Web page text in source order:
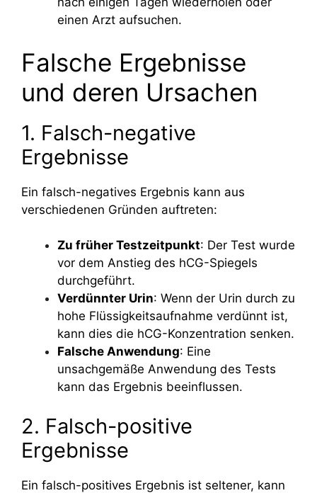
einen Arzt aufsuchen.
Falsche Ergebnisse
und deren Ursachen
1. Falsch-negative
Ergebnisse
Ein falsch-negatives Ergebnis kann aus
verschiedenen Gründen auftreten:
Zu früher Testzeitpunkt: Der Test wurde
vor dem Anstieg des hCG-Spiegels
durchgeführt.
Verdünnter Urin: Wenn der Urin durch zu
hohe Flüssigkeitsaufnahme verdünnt ist,
kann dies die hCG-Konzentration senken.
Falsche Anwendung: Eine
unsachgemäße Anwendung des Tests
kann das Ergebnis beeinflussen.
2. Falsch-positive
Ergebnisse
Ein falsch-positives Ergebnis ist seltener, kann